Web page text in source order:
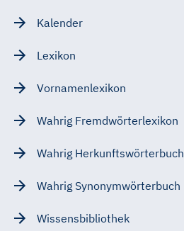
Kalender
Lexikon
Vornamenlexikon
Wahrig Fremdwörterlexikon
Wahrig Herkunftswörterbuch
Wahrig Synonymwörterbuch
Wissensbibliothek